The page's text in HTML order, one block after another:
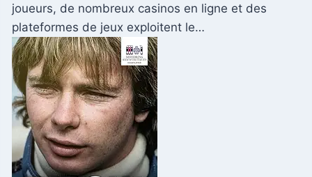
joueurs, de nombreux casinos en ligne et des
plateformes de jeux exploitent le…